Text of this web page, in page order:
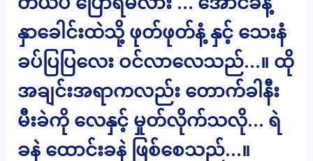
နှာခေါင်းထဲသို့ ဖုတ်ဖုတ်နံ့ နှင့် သေးနံ
ခပ်ပြပြလေး ဝင်လာလေသည်…။ ထို
အချင်းအရာကလည်း တောက်ခါနီး
မီးခဲကို လေနှင့် မှုတ်လိုက်သလို… ရဲ
ခနဲ ထောင်းခနဲ ဖြစ်စေသည်…။